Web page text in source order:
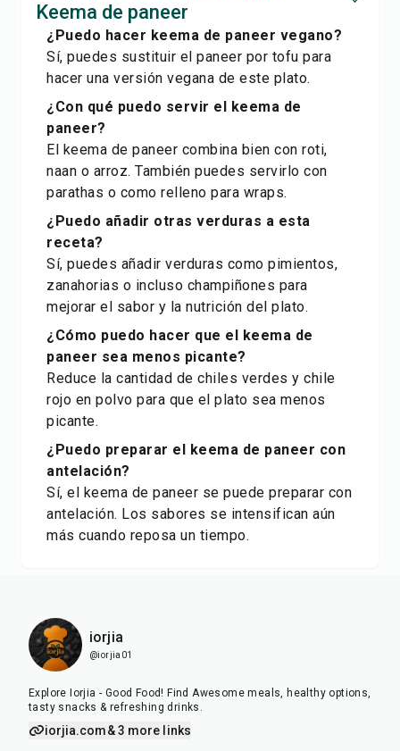
Keema de paneer
¿Puedo hacer keema de paneer vegano?
Sí, puedes sustituir el paneer por tofu para
hacer una versión vegana de este plato.
¿Con qué puedo servir el keema de
paneer?
El keema de paneer combina bien con roti,
naan o arroz. También puedes servirlo con
parathas o como relleno para wraps.
¿Puedo añadir otras verduras a esta
receta?
Sí, puedes añadir verduras como pimientos,
zanahorias o incluso champiñones para
mejorar el sabor y la nutrición del plato.
¿Cómo puedo hacer que el keema de
paneer sea menos picante?
Reduce la cantidad de chiles verdes y chile
rojo en polvo para que el plato sea menos
picante.
¿Puedo preparar el keema de paneer con
antelación?
Sí, el keema de paneer se puede preparar con
antelación. Los sabores se intensifican aún
más cuando reposa un tiempo.
iorjia
@iorjia01
Explore Iorjia - Good Food! Find Awesome meals, healthy options,
tasty snacks & refreshing drinks.
iorjia.com& 3 more links